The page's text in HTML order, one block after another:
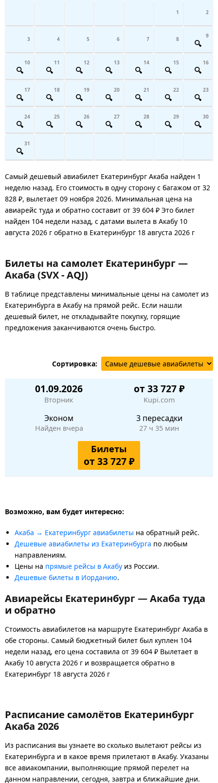
1 2
3 4 5 6 7 8 9
10 11 12 13 14 15 16
17 18 19 20 21 22 23
24 25 26 27 28 29 30
31
Самый дешевый авиабилет Екатеринбург Акаба найден 1
неделю назад. Его стоимость в одну сторону с багажом от 32
828 ₽, вылетает 09 ноября 2026. Минимальная цена на
авиарейс туда и обратно составит от 39 604 ₽ Это билет
найден 104 недели назад, с датами вылета в Акабу 10
августа 2026 г обратно в Екатеринбург 18 августа 2026 г
Билеты на самолет Екатеринбург —
Акаба (SVX - AQJ)
В таблице представлены минимальные цены на самолет из
Екатеринбурга в Акабу на прямой рейс. Если нашли
дешевый билет, не откладывайте покупку, горящие
предложения заканчиваются очень быстро.
Сортировка:
01.09.2026
Вторник
от 33 727 ₽
Kupi.com
Эконом
Найден вчера
3 пересадки
27 ч 35 мин
Билеты
от 33 727 ₽
Возможно, вам будет интересно:
Акаба → Екатеринбург авиабилеты на обратный рейс.
Дешевые авиабилеты из Екатеринбурга по любым
направлениям.
Цены на прямые рейсы в Акабу из России.
Дешевые билеты в Иорданию.
Авиарейсы Екатеринбург — Акаба туда
и обратно
Стоимость авиабилетов на маршруте Екатеринбург Акаба в
обе стороны. Самый бюджетный билет был куплен 104
недели назад, его цена составила от 39 604 ₽ Вылетает в
Акабу 10 августа 2026 г и возвращается обратно в
Екатеринбург 18 августа 2026 г
Расписание самолётов Екатеринбург
Акаба 2026
Из расписания вы узнаете во сколько вылетают рейсы из
Екатеринбурга и в какое время прилетают в Акабу. Указаны
все авиакомпании, выполняющие прямой перелет на
данном направлении, сегодня, завтра и ближайшие дни.